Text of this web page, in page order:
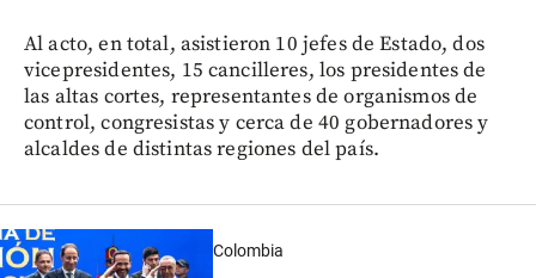
Al acto, en total, asistieron 10 jefes de Estado, dos
vicepresidentes, 15 cancilleres, los presidentes de
las altas cortes, representantes de organismos de
control, congresistas y cerca de 40 gobernadores y
alcaldes de distintas regiones del país.
Colombia